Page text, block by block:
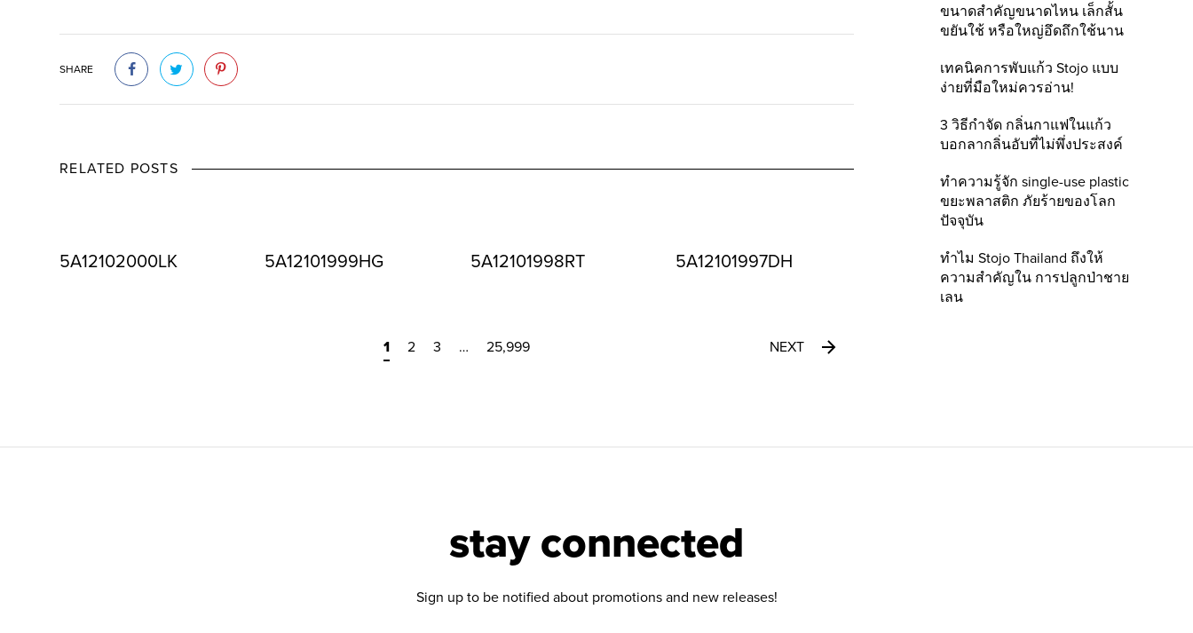
SHARE
RELATED POSTS
5A12102000LK 5A12101999HG 5A12101998RT 5A12101997DH
1 2 3 … 25,999 NEXT
ขนาดสำคัญขนาดไหน เล็กสั้น
ขยันใช้ หรือใหญ่อึดถึกใช้นาน
เทคนิคการพับแก้ว Stojo แบบ
ง่ายที่มือใหม่ควรอ่าน!
3 วิธีกำจัด กลิ่นกาแฟในแก้ว
บอกลากลิ่นอับที่ไม่พึ่งประสงค์
ทำความรู้จัก single-use plastic
ขยะพลาสติก ภัยร้ายของโลก
ปัจจุบัน
ทำไม Stojo Thailand ถึงให้
ความสำคัญใน การปลูกป่าชาย
เลน
stay connected
Sign up to be notified about promotions and new releases!